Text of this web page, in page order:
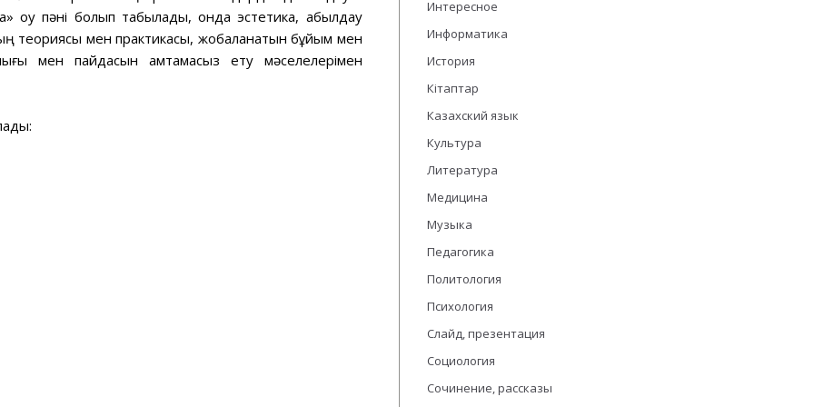
оқу пәні болып табылады, онда эстетика, қабылдау
теориясы мен практикасы, жобаланатын бұйым мен
мен пайдасын қамтамасыз ету мәселелерімен
Интересное
Информатика
История
Кітаптар
Казахский язык
Культура
Литература
Медицина
Музыка
Педагогика
Политология
Психология
Слайд, презентация
Социология
Сочинение, рассказы